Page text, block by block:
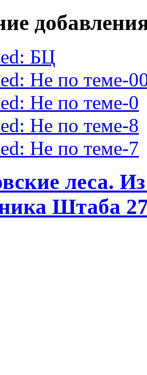
БЦ
Не по теме-
Не по теме-0
Не по теме-8
Не по теме-7
леса.
Штаба